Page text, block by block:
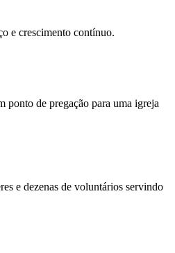
e crescimento contínuo.
ponto de pregação para uma igreja
e dezenas de voluntários servindo